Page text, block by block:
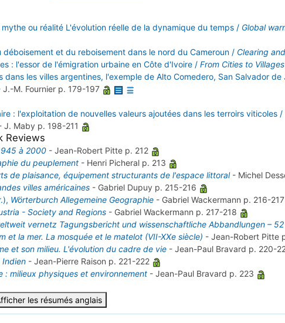
mythe ou réalité L'évolution réelle de la dynamique du temps / Global
déboisement et du reboisement dans le nord du Cameroun / Clearing
: l'essor de l'émigration urbaine en Côte d'Ivoire /From Cities to
dans les villes argentines, l'exemple de Alto Comedero, San Salvador de
J.-M. Fournier p. 179-197
: l'exploitation de nouvelles valeurs ajoutées dans les terroirs viticoles /
J. Maby p. 198-211
Reviews
à 2000 -Jean-Robert Pitte p. 212
du peuplement - Henri Picheral p. 213
de plaisance, équipement structurants de l'espace littoral- Michel
villes américaines - Gabriel Dupuy p. 215-216
Wörterburch Allegemeine Geographie - Gabriel Wackermann p. 216-217
- Society and Regions - Gabriel Wackermann p. 217-218
vernetz Tagungsbericht und wissenschaftliche Abbandlungen – 52
et la mer. La mosquée et le matelot (VII-XXe siècle) -Jean-Robert Pitte
et son milieu. L'évolution du cadre de vie -Jean-Paul Bravard p. 220-
Indien -Jean-Pierre Raison p. 221-222
: milieux physiques et environnement -Jean-Paul Bravard p. 223
les résumés anglais